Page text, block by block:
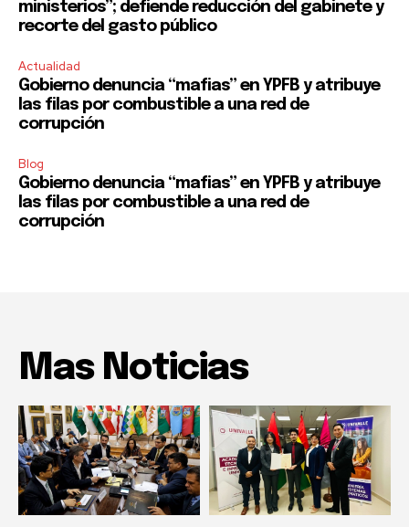
ministerios”; defiende reducción del gabinete y
recorte del gasto público
Actualidad
Gobierno denuncia “mafias” en YPFB y atribuye
las filas por combustible a una red de
corrupción
Blog
Gobierno denuncia “mafias” en YPFB y atribuye
las filas por combustible a una red de
corrupción
Mas Noticias